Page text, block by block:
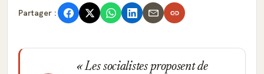
Partager :
Les socialistes proposent de